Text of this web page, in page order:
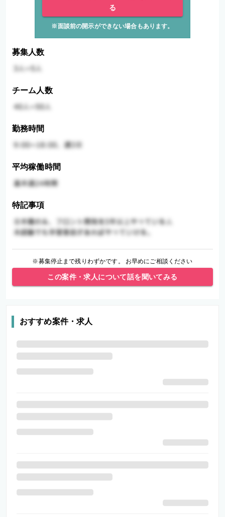
る
※面談前の開示ができない場合もあります。
募集人数
チーム人数
勤務時間
平均稼働時間
特記事項
※募集停止まで残りわずかです。 お早めにご相談ください
この案件・求人について話を聞いてみる
おすすめ案件・求人